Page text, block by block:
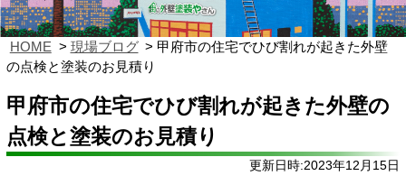
HOME 現場ブログ
甲府市の住宅でひび割れが起きた外壁
の点検と塗装のお見積り
甲府市の住宅でひび割れが起きた外壁の
点検と塗装のお見積り
更新日時:2023年12月15日